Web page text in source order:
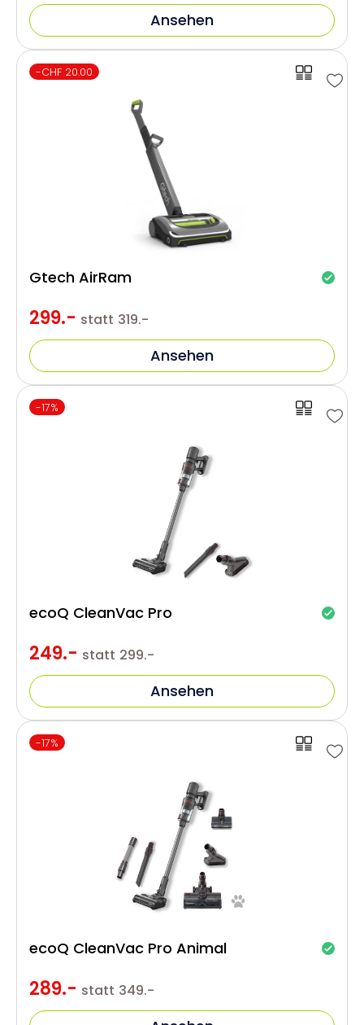
Ansehen
-CHF 20.00
299.- statt 319.-
Gtech AirRam
Ansehen
-17%
249.- statt 299.-
ecoQ CleanVac Pro
Ansehen
-17%
289.- statt 349.-
ecoQ CleanVac Pro Animal